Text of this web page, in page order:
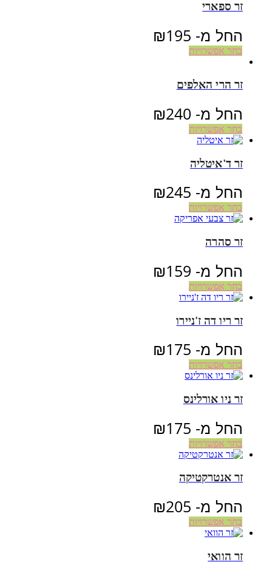
זר ספארי
החל מ- ₪195
בחר אפשרויות
זר הרי האלפים
החל מ- ₪240
בחר אפשרויות
זר ד'איטליה
החל מ- ₪245
בחר אפשרויות
זר סהרה
החל מ- ₪159
בחר אפשרויות
זר ריו דה ז'ניירו
החל מ- ₪175
בחר אפשרויות
זר ניו אורלינס
החל מ- ₪175
בחר אפשרויות
זר אנטרקטיקה
החל מ- ₪205
בחר אפשרויות
זר הוואי